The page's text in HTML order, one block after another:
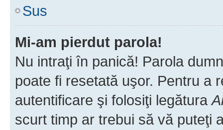
Sus
Mi-am pierdut parola!
Nu intraţi în panică! Parola
poate fi resetată uşor. Pentru a
autentificare şi folosiţi legătura
scurt timp ar trebui să vă puteţi